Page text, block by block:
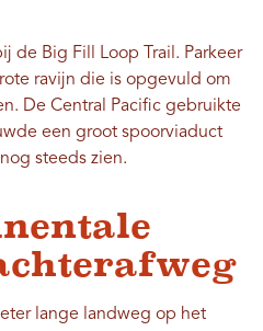
de Big Fill Loop Trail. Parkeer
ravijn die is opgevuld om
De Central Pacific gebruikte
een groot spoorviaduct
steeds zien.
lange landweg op het